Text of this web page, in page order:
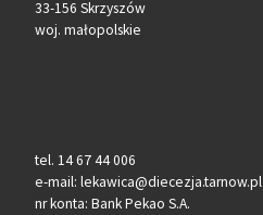
33-156 Skrzyszów
woj. małopolskie
tel. 14 67 44 006
e-mail: lekawica@diecezja.tarnow.pl
nr konta: Bank Pekao S.A.